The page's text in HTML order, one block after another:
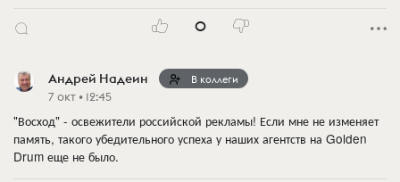
0
Андрей Надеин В коллеги
7 окт • 12:45
"Восход" - освежители российской рекламы! Если мне не изменяет
память, такого убедительного успеха у наших агентств на Golden
Drum еще не было.